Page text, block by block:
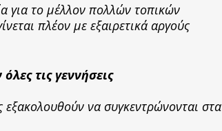
για το μέλλον πολλών τοπικών
πλέον με εξαιρετικά αργούς
τις γεννήσεις
εξακολουθούν να συγκεντρώνονται στα